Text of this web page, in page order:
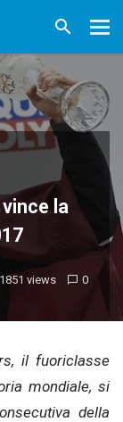
la
1851 views 0
il fuoriclasse
mondiale, si
della